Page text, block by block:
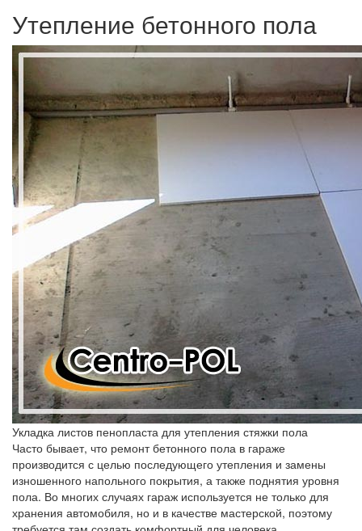
Утепление бетонного пола
Укладка листов пенопласта для утепления стяжки пола
Часто бывает, что ремонт бетонного пола в гараже
производится с целью последующего утепления и замены
изношенного напольного покрытия, а также поднятия уровня
пола. Во многих случаях гараж используется не только для
хранения автомобиля, но и в качестве мастерской, поэтому